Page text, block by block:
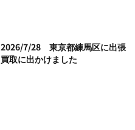
2026/7/28 東京都練馬区に出張
買取に出かけました